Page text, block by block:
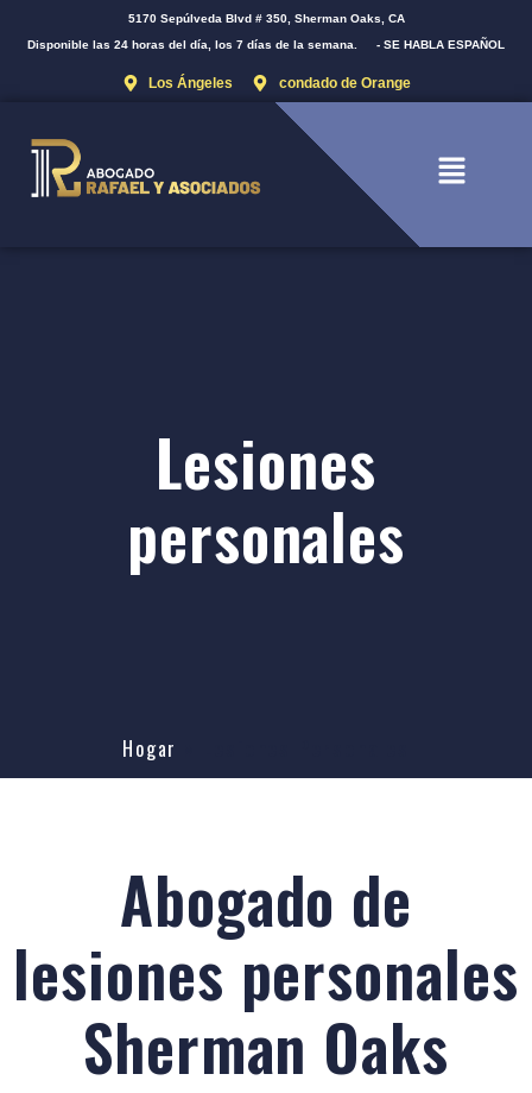
5170 Sepúlveda Blvd # 350, Sherman Oaks, CA
Disponible las 24 horas del día, los 7 días de la semana.
- SE HABLA ESPAÑOL
Los Ángeles condado de Orange
Lesiones
personales
Hogar
Abogado de
lesiones personales
Sherman Oaks